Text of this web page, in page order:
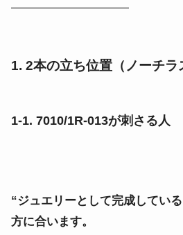
――――――――――
1. 2本の立ち位置（ノーチラ
1-1. 7010/1R-013が刺さる人
“ジュエリーとして完成してい
方に合います。